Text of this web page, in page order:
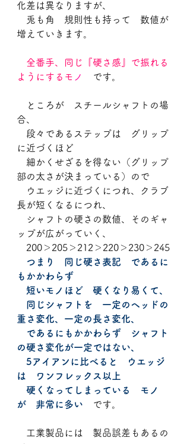
化差は異なりますが、
兎も角　規則性も持って　数値が
増えていきます。
全番手、同じ『硬さ感』で振れる
ようにするモ ノ です。
ところが　スチールシャフトの場
合、
段々であるステップは　グリップ
に近づくほど
細かくせざるを得ない（グリップ
部の太さが決まっている）ので
ウエッジに近づくにつれ、クラブ
長が短くなるにつれ、
シャフトの硬さの数値、そのギャ
ップが広がっていく、
200＞205＞212＞220＞230＞245
つまり　同じ硬さ表記　であるに
もかかわらず
短いモノほど　硬くなり易くて、
同じシャフトを　一定のヘッドの
重さ変化、一定の長さ変化、
であるにもかかわらず　シャフト
の硬さ変化が一定ではない、
5アイアンに比べると　ウエッジ
は　ワンフレックス以上
硬くなってしまっている　モノ
が　非常に多い です。
工業製品には　製品誤差もあるの